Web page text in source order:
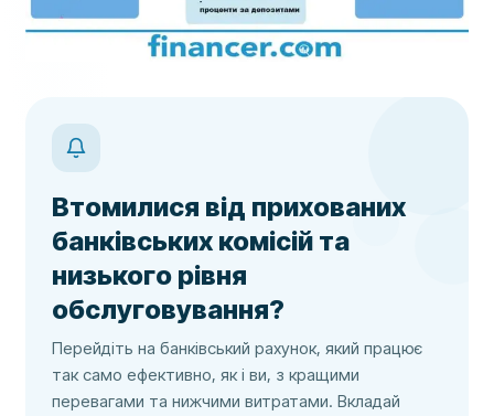
Втомилися від прихованих
банківських комісій та
низького рівня
обслуговування?
Перейдіть на банківський рахунок, який працює
так само ефективно, як і ви, з кращими
перевагами та нижчими витратами. Вкладай